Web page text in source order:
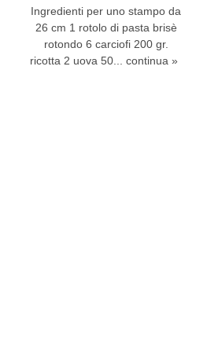
Ingredienti per uno stampo da
26 cm 1 rotolo di pasta brisè
rotondo 6 carciofi 200 gr.
ricotta 2 uova 50...
continua »
gr di riso 3 cespi di radicchio
trevisano (tardivo) 1/2 cipolla
rossa di Tropea 800...
continua »